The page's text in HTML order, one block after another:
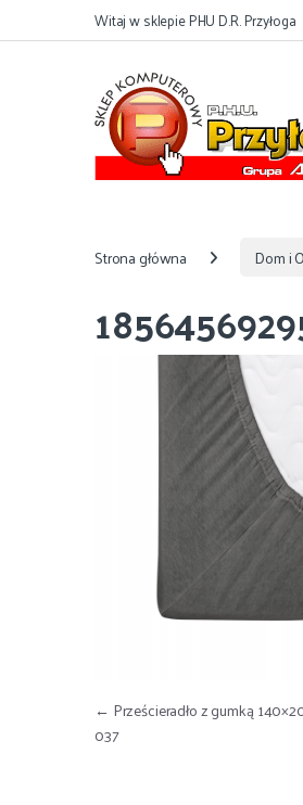
Przejdź do nawigacji
Przejdź do treściWitaj w sklepie PHU D.R. Przyłoga
Strona główna Dom i
Nawigacja
← Prześcieradło z gumką
037